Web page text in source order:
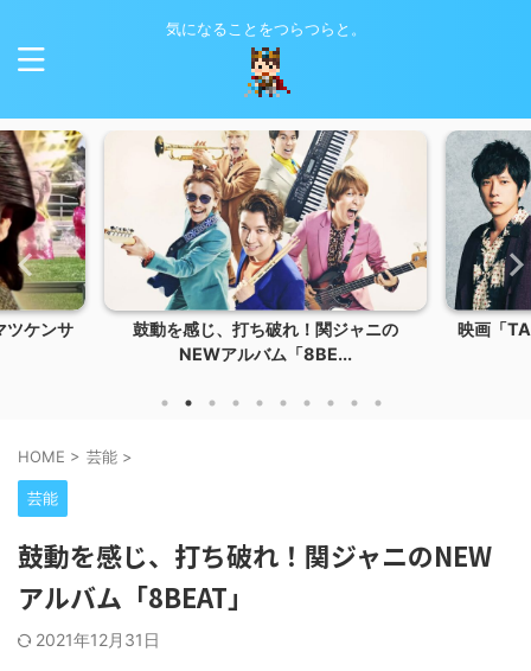
気になることをつらつらと。
ツケンサ
鼓動を感じ、打ち破れ！関ジャニの
NEWアルバム「8BE...
映画「
HOME > 芸能 >
芸能
鼓動を感じ、打ち破れ！関ジャニのNEW
アルバム「8BEAT」
2021年12月31日